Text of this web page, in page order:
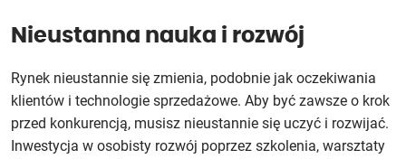
Nieustanna nauka i rozwój
Rynek nieustannie się zmienia, podobnie jak oczekiwania
klientów i technologie sprzedażowe. Aby być zawsze o krok
przed konkurencją, musisz nieustannie się uczyć i rozwijać.
Inwestycja w osobisty rozwój poprzez szkolenia, warsztaty